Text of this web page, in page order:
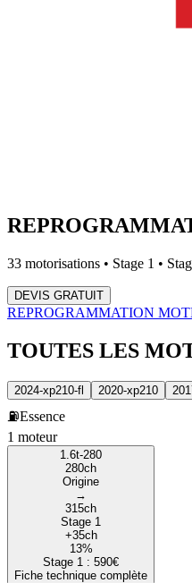
33 motorisations • Stage 1 •
DEVIS GRATUIT
REPROGRAMMATION
TOUTES LES
2024-xp210-fl 2020-xp210
⛽Essence
1 moteur
1.6t-280
280ch
Origine
→
315ch
Stage 1
+35ch
13%
Stage 1 : 590€
Fiche technique complète